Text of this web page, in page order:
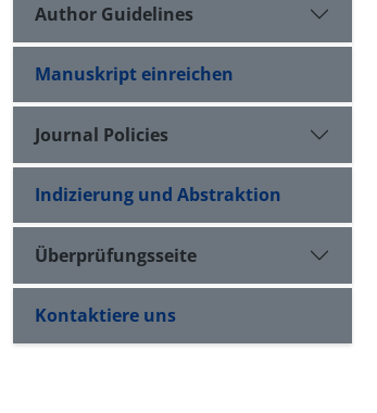
Author Guidelines
Manuskript einreichen
Journal Policies
Indizierung und Abstraktion
Überprüfungsseite
Kontaktiere uns